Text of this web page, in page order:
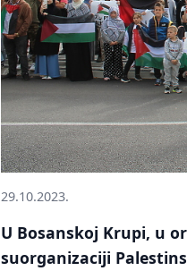
29.10.2023.
U Bosanskoj Krupi, u
suorganizaciji